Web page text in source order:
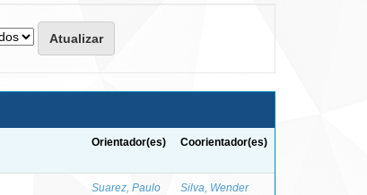
Orientador(es) Coorientador(es)
Suarez, Paulo
Silva, Wender